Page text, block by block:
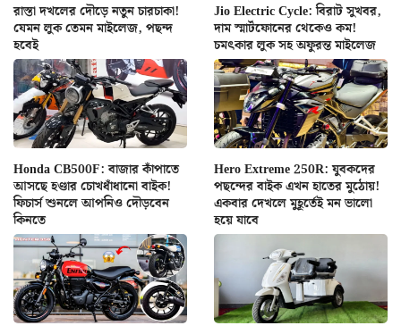
রাস্তা দখলের দৌড়ে নতুন চারচাকা!
যেমন লুক তেমন মাইলেজ, পছন্দ
হবেই
Jio Electric Cycle: বিরাট সুখবর,
দাম স্মার্টফোনের থেকেও কম!
চমৎকার লুক সহ অফুরন্ত মাইলেজ
Honda CB500F: বাজার কাঁপাতে
আসছে হণ্ডার চোখধাঁধানো বাইক!
ফিচার্স শুনলে আপনিও দৌড়বেন
কিনতে
Hero Extreme 250R: যুবকদের
পছন্দের বাইক এখন হাতের মুঠোয়!
একবার দেখলে মুহূর্তেই মন ভালো
হয়ে যাবে